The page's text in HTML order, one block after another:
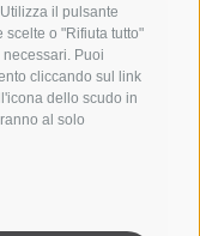
il pulsante
scelte o "Rifiuta tutto"
Puoi
cliccando sul link
dello scudo in
al solo